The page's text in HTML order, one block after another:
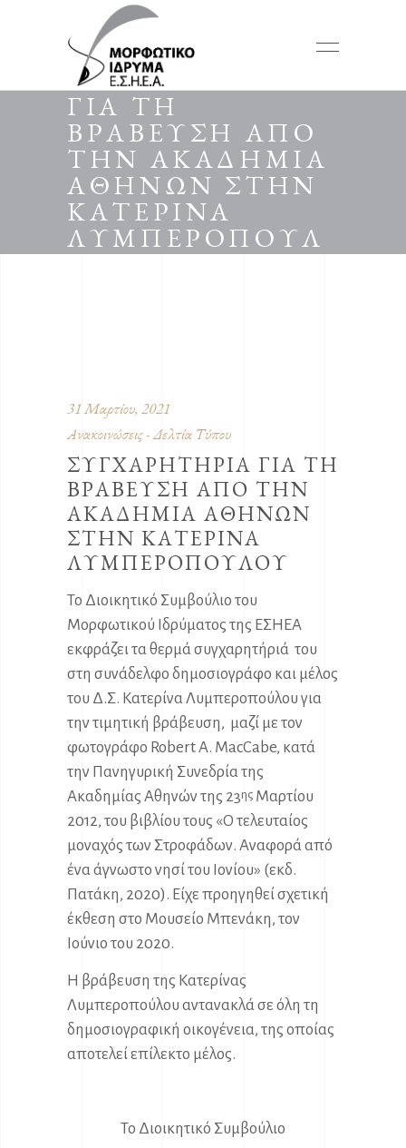
ΣΥΓΧΑΡΗΤΗΡΙΑ
ΓΙΑ ΤΗ
ΒΡΑΒΕΥΣΗ ΑΠΟ
ΤΗΝ ΑΚΑΔΗΜΙΑ
ΑΘΗΝΩΝ ΣΤΗΝ
ΚΑΤΕΡΙΝΑ
ΛΥΜΠΕΡΟΠΟΥΛ
ΟΥ
31 Μαρτίου, 2021
Ανακοινώσεις - Δελτία Τύπου
ΣΥΓΧΑΡΗΤΗΡΙΑ ΓΙΑ ΤΗ
ΒΡΑΒΕΥΣΗ ΑΠΟ ΤΗΝ
ΑΚΑΔΗΜΙΑ ΑΘΗΝΩΝ
ΣΤΗΝ ΚΑΤΕΡΙΝΑ
ΛΥΜΠΕΡΟΠΟΥΛΟΥ
Το Διοικητικό Συμβούλιο του
Μορφωτικού Ιδρύματος της ΕΣΗΕΑ
εκφράζει τα θερμά συγχαρητήριά του
στη συνάδελφο δημοσιογράφο και μέλος
του Δ.Σ. Κατερίνα Λυμπεροπούλου για
την τιμητική βράβευση, μαζί με τον
φωτογράφο Robert A. MacCabe, κατά
την Πανηγυρική Συνεδρία της
Ακαδημίας Αθηνών της 23ης Μαρτίου
2012, του βιβλίου τους «Ο τελευταίος
μοναχός των Στροφάδων. Αναφορά από
ένα άγνωστο νησί του Ιονίου» (εκδ.
Πατάκη, 2020). Είχε προηγηθεί σχετική
έκθεση στο Μουσείο Μπενάκη, τον
Ιούνιο του 2020.
Η βράβευση της Κατερίνας
Λυμπεροπούλου αντανακλά σε όλη τη
δημοσιογραφική οικογένεια, της οποίας
αποτελεί επίλεκτο μέλος.
Το Διοικητικό Συμβούλιο